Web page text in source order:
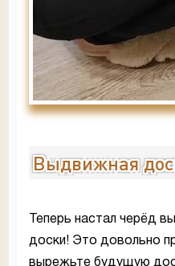
Выдвижная
Теперь настал черёд
доски! Это довольно
вырежьте будущую